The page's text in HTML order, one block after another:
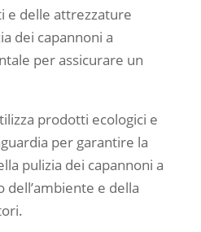
e delle attrezzature
dei capannoni a
per assicurare un
prodotti ecologici e
per garantire la
pulizia dei capannoni a
e della